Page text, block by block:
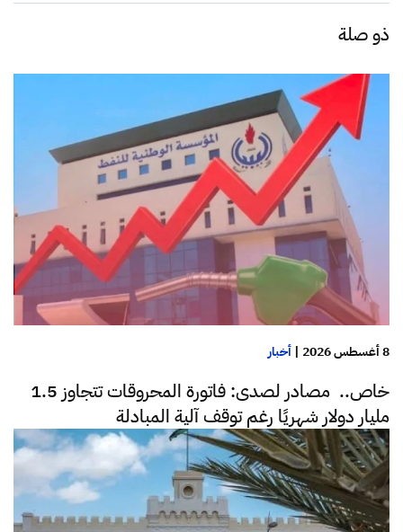
ذو صلة
8 أغسطس 2026 | أخبار
خاص.. مصادر لصدى: فاتورة المحروقات تتجاوز 1.5
مليار دولار شهريًا رغم توقف آلية المبادلة